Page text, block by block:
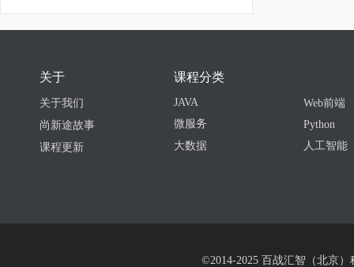
关于
关于我们
尚新途故事
课程更新
课程分类
JAVA
微服务
大数据
Web前端
Python
人工智能
©2014-2025 百战汇智（北京